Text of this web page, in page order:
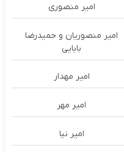
امیر منصوری
امیر منصوریان و حمیدرضا
بابایی
امیر مهدار
امیر مهر
امیر نیا